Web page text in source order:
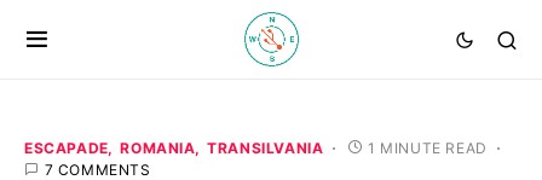
ESCAPADE ROMANIA TRANSILVANIA
1 MINUTE READ
7 COMMENTS